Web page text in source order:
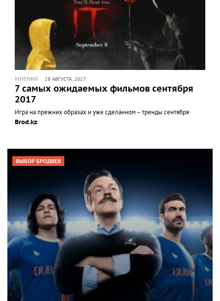
МНЕНИЯ 28 АВГУСТА, 2017
7 самых ожидаемых фильмов сентября
2017
Игра на прежних образах и уже сделанном – тренды сентября
Brod.kz
ВЫБОР БРОДВЕЯ